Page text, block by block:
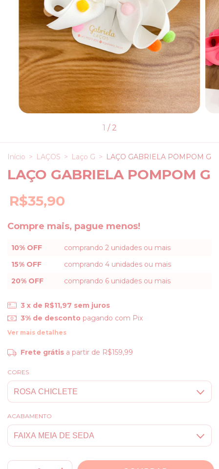
1 / 2
Início > LAÇOS > Laço G > LAÇO GABRIELA POMPOM G
LAÇO GABRIELA POMPOM G
R$35,90
Compre mais, pague menos!
10% OFF
comprando 2 unidades ou mais
15% OFF
comprando 4 unidades ou mais
20% OFF
comprando 6 unidades ou mais
3 x de R$11,97 sem juros
3% de desconto pagando com Pix
Ver mais detalhes
Frete grátis a partir de R$159,99
CORES
ACABAMENTO